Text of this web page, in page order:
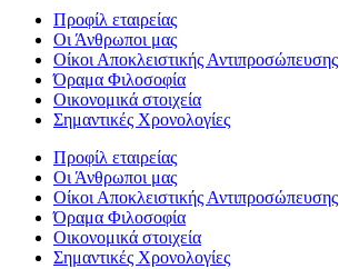
Προφίλ εταιρείας
Οι Άνθρωποι μας
Οίκοι Αποκλειστικής Αντιπροσώπευσης
Όραμα Φιλοσοφία
Οικονομικά στοιχεία
Σημαντικές Χρονολογίες
Προφίλ εταιρείας
Οι Άνθρωποι μας
Οίκοι Αποκλειστικής Αντιπροσώπευσης
Όραμα Φιλοσοφία
Οικονομικά στοιχεία
Σημαντικές Χρονολογίες